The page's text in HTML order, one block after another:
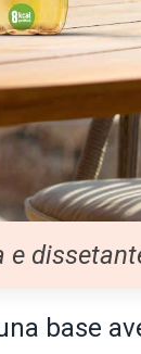
e
base